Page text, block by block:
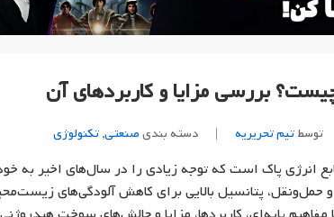
بررسی مزایا و کاربردهای آن
توسطتیم تحریریه | دسته بندیصنعتی,تکنولوژی
انرژی پاک است که توجه زیادی را در سال‌های اخیر به
پتانسیل بالایی برای کاهش آلودگی‌های